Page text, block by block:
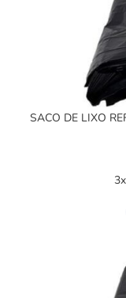
SACO DE LIXO